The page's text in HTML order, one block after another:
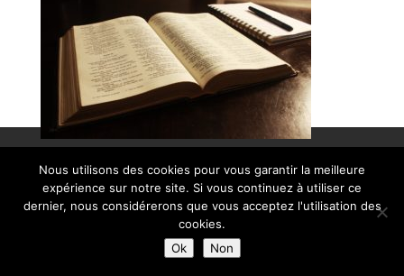
38110 La Tour du Pin - Tél: 04 74 97 10 33 | Développé par
HyppoWeb|Mentions Légales
Nous utilisons des cookies pour vous garantir la meilleure
expérience sur notre site. Si vous continuez à utiliser ce
dernier, nous considérerons que vous acceptez l'utilisation des
cookies.
Ok
Non